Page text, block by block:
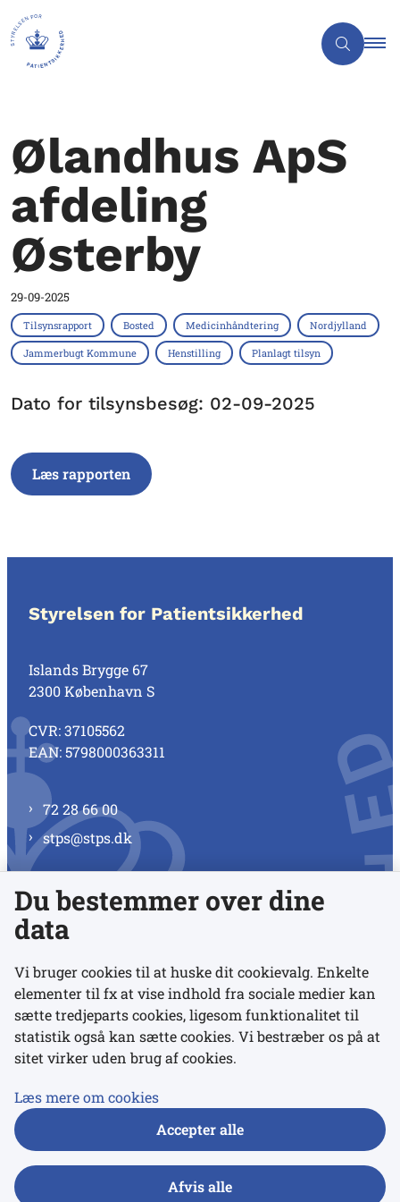
Ølandhus ApS
afdeling
Østerby
29-09-2025
Tilsynsrapport Bosted Medicinhåndtering Nordjylland
Jammerbugt Kommune Henstilling Planlagt tilsyn
Dato for tilsynsbesøg: 02-09-2025
Læs rapporten
Styrelsen for Patientsikkerhed
Islands Brygge 67
2300 København S
CVR: 37105562
EAN: 5798000363311
72 28 66 00
stps@stps.dk
Se alle kontaktnumre
Links
Udgivelser
Du bestemmer over dine
data
Vi bruger cookies til at huske dit cookievalg. Enkelte
elementer til fx at vise indhold fra sociale medier kan
sætte tredjeparts cookies, ligesom funktionalitet til
statistik også kan sætte cookies. Vi bestræber os på at
sitet virker uden brug af cookies.
Læs mere om cookies
Accepter alle
Afvis alle